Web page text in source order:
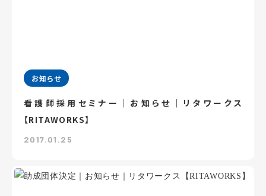
お知らせ
看護師採用セミナー｜お知らせ｜リタワークス
【RITAWORKS】
2017.01.25